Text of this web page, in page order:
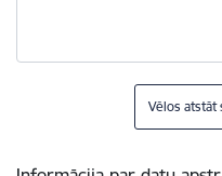
Vēlos atstāt